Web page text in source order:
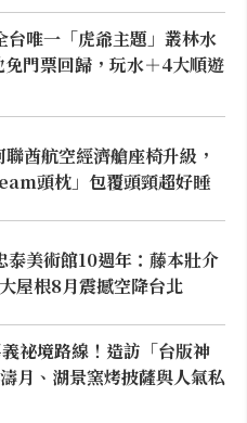
台唯一「虎爺主題」叢林水
門票回歸，玩水＋4大順遊
酋航空經濟艙座椅升級，
頭枕」包覆頭頸超好睡
泰美術館10週年：藤本壯介
屋根8月震撼空降台北
祕境路線！造訪「台版神
月、湖景窯烤披薩與人氣私